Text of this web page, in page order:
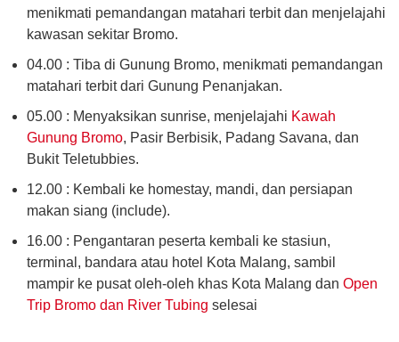
menikmati pemandangan matahari terbit dan menjelajahi
kawasan sekitar Bromo.
04.00 : Tiba di Gunung Bromo, menikmati pemandangan
matahari terbit dari Gunung Penanjakan.
05.00 : Menyaksikan sunrise, menjelajahi Kawah
Gunung Bromo, Pasir Berbisik, Padang Savana, dan
Bukit Teletubbies.
12.00 : Kembali ke homestay, mandi, dan persiapan
makan siang (include).
16.00 : Pengantaran peserta kembali ke stasiun,
terminal, bandara atau hotel Kota Malang, sambil
mampir ke pusat oleh-oleh khas Kota Malang dan Open
Trip Bromo dan River Tubing selesai